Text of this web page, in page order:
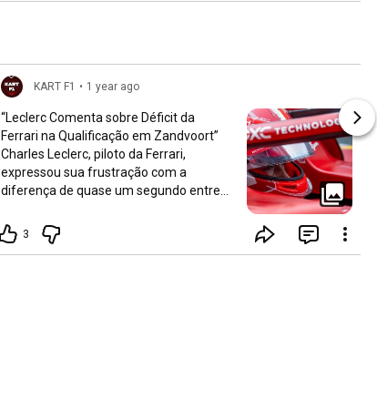
KART F1 • 1 year ago
“Leclerc Comenta sobre Déficit da
Ferrari na Qualificação em Zandvoort”
Charles Leclerc, piloto da Ferrari,
expressou sua frustração com a
diferença de quase um segundo entre
Lando Norris no GP da Holanda de
Fórmula 1. A Scuderia enfrentou um fim
3